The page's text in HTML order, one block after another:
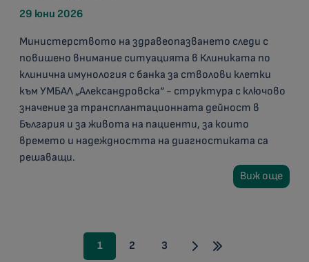
29 юни 2026
Министерството на здравеопазването следи с
повишено внимание ситуацията в Клиниката по
клинична имунология с банка за стволови клетки
към УМБАЛ „Александровска“ - структура с ключово
значение за трансплантационната дейност в
България и за живота на пациенти, за които
времето и надеждността на диагностиката са
решаващи.
Виж още
1 2 3